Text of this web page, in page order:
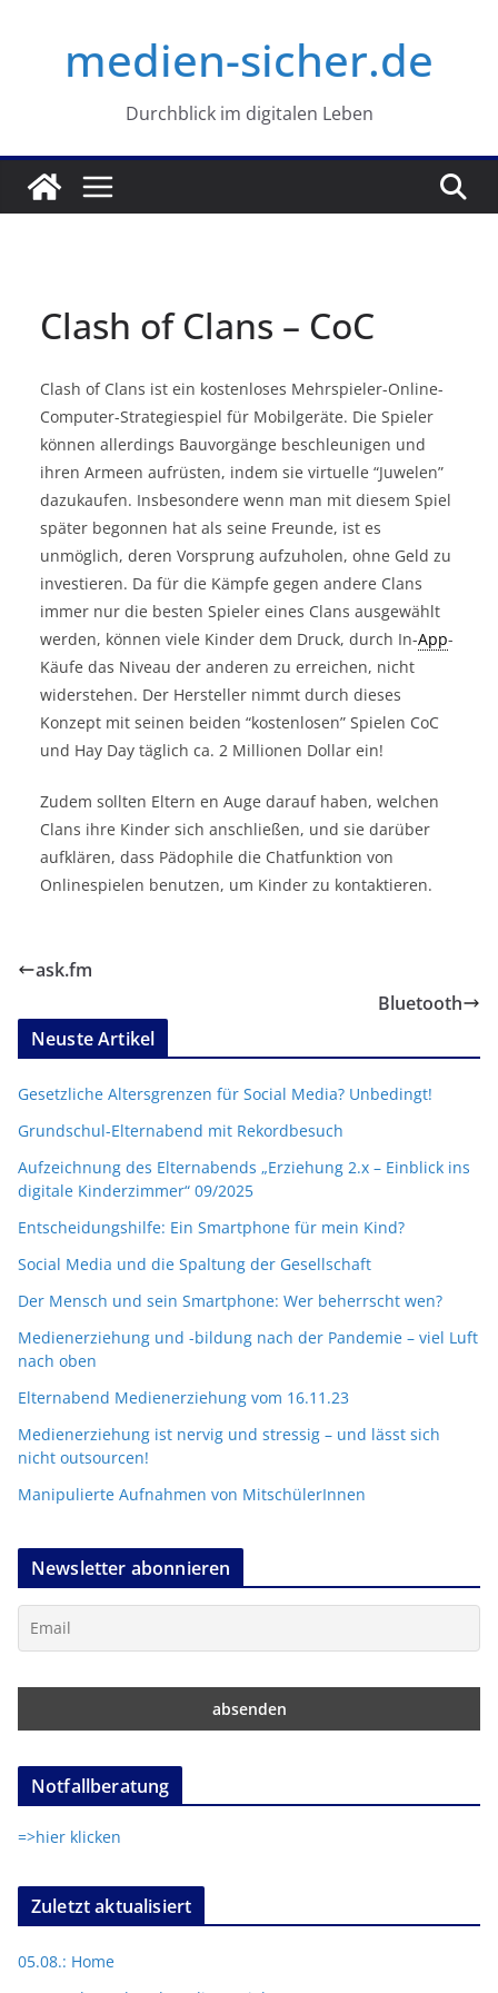
springenmedien-sicher.de
Durchblick im digitalen Leben
Clash of Clans – CoC
Clash of Clans ist ein kostenloses Mehrspieler-Online-
Computer-Strategiespiel für Mobilgeräte. Die Spieler
können allerdings Bauvorgänge beschleunigen und
ihren Armeen aufrüsten, indem sie virtuelle “Juwelen”
dazukaufen. Insbesondere wenn man mit diesem Spiel
später begonnen hat als seine Freunde, ist es
unmöglich, deren Vorsprung aufzuholen, ohne Geld zu
investieren. Da für die Kämpfe gegen andere Clans
immer nur die besten Spieler eines Clans ausgewählt
werden, können viele Kinder dem Druck, durch In-App-
Käufe das Niveau der anderen zu erreichen, nicht
widerstehen. Der Hersteller nimmt durch dieses
Konzept mit seinen beiden “kostenlosen” Spielen CoC
und Hay Day täglich ca. 2 Millionen Dollar ein!
Zudem sollten Eltern en Auge darauf haben, welchen
Clans ihre Kinder sich anschließen, und sie darüber
aufklären, dass Pädophile die Chatfunktion von
Onlinespielen benutzen, um Kinder zu kontaktieren.
ask.fm
Bluetooth
Neuste Artikel
Gesetzliche Altersgrenzen für Social Media? Unbedingt!
Grundschul-Elternabend mit Rekordbesuch
Aufzeichnung des Elternabends „Erziehung 2.x – Einblick ins
digitale Kinderzimmer“ 09/2025
Entscheidungshilfe: Ein Smartphone für mein Kind?
Social Media und die Spaltung der Gesellschaft
Der Mensch und sein Smartphone: Wer beherrscht wen?
Medienerziehung und -bildung nach der Pandemie – viel Luft
nach oben
Elternabend Medienerziehung vom 16.11.23
Medienerziehung ist nervig und stressig – und lässt sich
nicht outsourcen!
Manipulierte Aufnahmen von MitschülerInnen
Newsletter abonnieren
Notfallberatung
=>hier klicken
Zuletzt aktualisiert
05.08.: Home